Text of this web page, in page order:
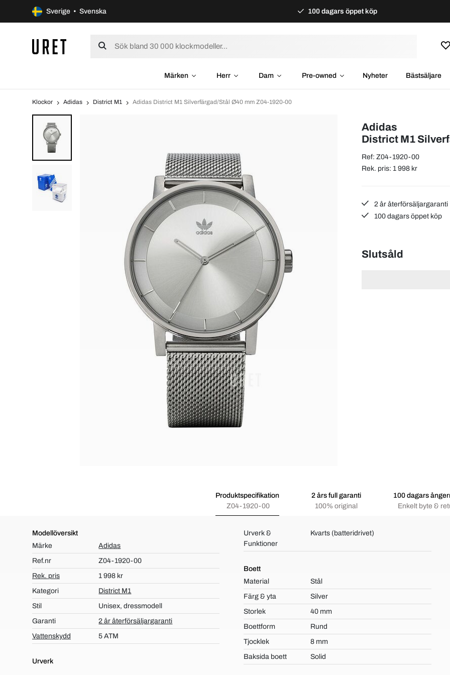
Sverige • Svenska 100 dagars öppet köp
Märken Herr Dam Pre-owned Nyheter Bästsäljare
Klockor Adidas District M1 Adidas District M1 Silverfärgad/Stål Ø40 mm Z04-1920-00
Adidas
District M1
Ref: Z04-1920-00
Rek. pris: 1 998 kr
2 år återförsäljargaranti
100 dagars öppet köp
Slutsåld
Produktspecifikation
Z04-1920-00
2 års full garanti
100% original
100 dagars
Enkelt byte &
Modellöversikt
Märke
Adidas
Ref.nr
Z04-1920-00
Rek. pris
1 998 kr
Kategori
District M1
Stil
Unisex, dressmodell
Garanti
2 år återförsäljargaranti
Vattenskydd
5 ATM
Urverk
Urverk &
Funktioner
Kvarts (batteridrivet)
Boett
Material
Stål
Färg & yta
Silver
Storlek
40 mm
Boettform
Rund
Tjocklek
8 mm
Baksida boett
Solid